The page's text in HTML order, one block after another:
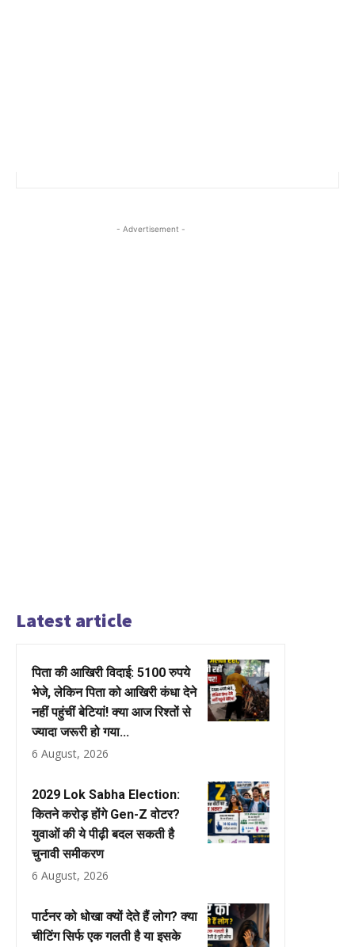
- Advertisement -
Latest article
पिता की आखिरी विदाई: 5100 रुपये
भेजे, लेकिन पिता को आखिरी कंधा देने
नहीं पहुंचीं बेटियां! क्या आज रिश्तों से
ज्यादा जरूरी हो गया...
6 August, 2026
2029 Lok Sabha Election:
कितने करोड़ होंगे Gen-Z वोटर?
युवाओं की ये पीढ़ी बदल सकती है
चुनावी समीकरण
6 August, 2026
पार्टनर को धोखा क्यों देते हैं लोग? क्या
चीटिंग सिर्फ एक गलती है या इसके